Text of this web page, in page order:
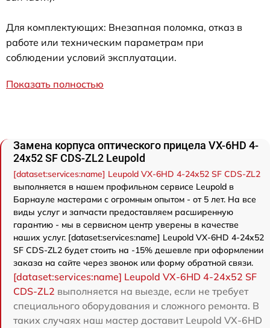
Для комплектующих: Внезапная поломка, отказ в
работе или техническим параметрам при
соблюдении условий эксплуатации.
Показать полностью
Замена корпуса оптического прицела VX-6HD 4-
24x52 SF CDS-ZL2 Leupold
[dataset:services:name] Leupold VX-6HD 4-24x52 SF CDS-ZL2
выполняется в нашем профильном сервисе Leupold в
Барнауле мастерами с огромным опытом - от 5 лет. На все
виды услуг и запчасти предоставляем расширенную
гарантию - мы в сервисном центр уверены в качестве
наших услуг. [dataset:services:name] Leupold VX-6HD 4-24x52
SF CDS-ZL2 будет стоить на -15% дешевле при оформлении
заказа на сайте через звонок или форму обратной связи.
[dataset:services:name] Leupold VX-6HD 4-24x52 SF
CDS-ZL2 выполняется на выезде, если не требует
специального оборудования и сложного ремонта. В
таких случаях наш мастер доставит Leupold VX-6HD